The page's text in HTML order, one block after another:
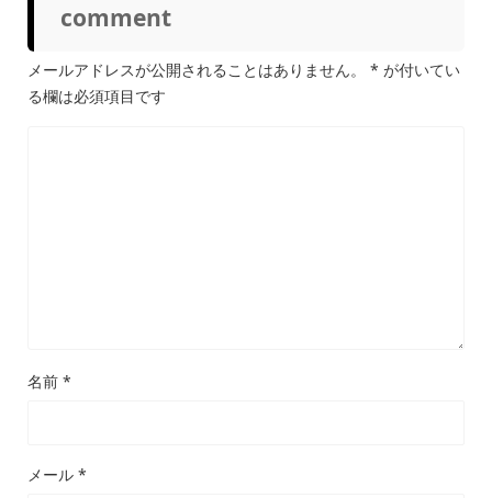
comment
メールアドレスが公開されることはありません。 * が付いてい
る欄は必須項目です
名前 *
メール *